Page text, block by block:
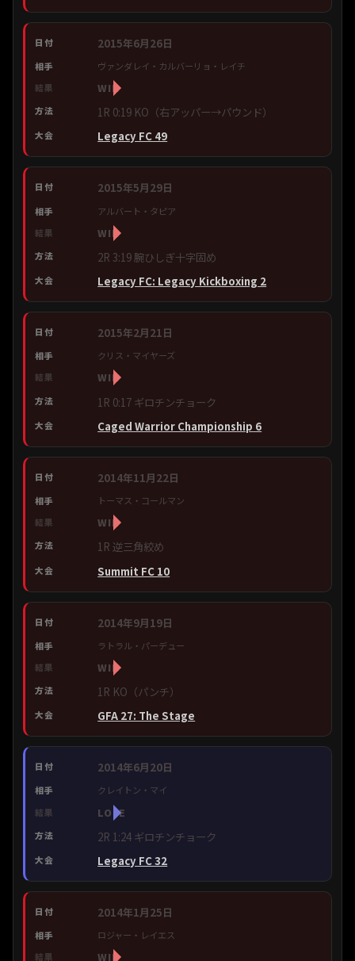
2015年6月26日
ヴァンダレイ・カルバーリョ・レイチ
WIN
1R 0:19 KO（右アッパー→パウンド）
Legacy FC 49
2015年5月29日
アルバート・タピア
WIN
2R 3:19 腕ひしぎ十字固め
Legacy FC: Legacy Kickboxing 2
2015年2月21日
クリス・マイヤーズ
WIN
1R 0:17 ギロチンチョーク
Caged Warrior Championship 6
2014年11月22日
トーマス・コールマン
WIN
1R 逆三角絞め
Summit FC 10
2014年9月19日
ラトラル・パーデュー
WIN
1R KO（パンチ）
GFA 27: The Stage
2014年6月20日
クレイトン・マイ
LOSE
2R 1:24 ギロチンチョーク
Legacy FC 32
2014年1月25日
ロジャー・レイエス
WIN